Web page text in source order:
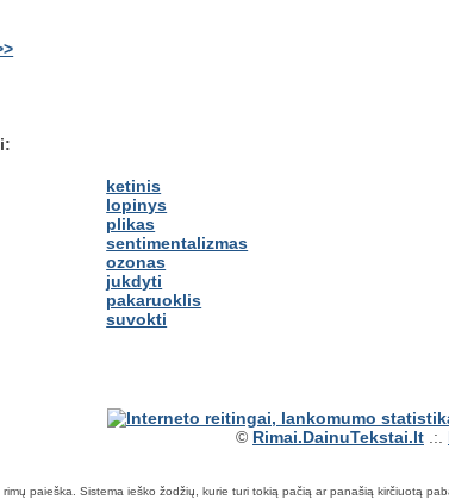
ketinis
lopinys
plikas
sentimentalizmas
ozonas
jukdyti
pakaruoklis
suvokti
© Rimai.DainuTekstai.lt .:.
rimų paieška. Sistema ieško žodžių, kurie turi tokią pačią ar panašią kirčiuotą